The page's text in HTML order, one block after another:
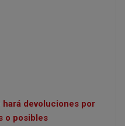
devoluciones por
o posibles